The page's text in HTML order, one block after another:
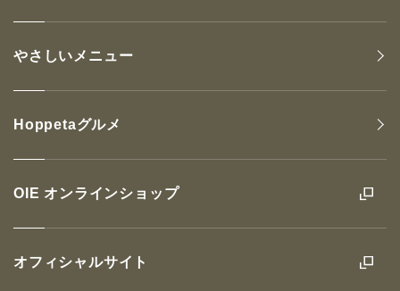
OIE オンラインショップ
オフィシャルサイト
やさしいメニュー
Hoppetaグルメ